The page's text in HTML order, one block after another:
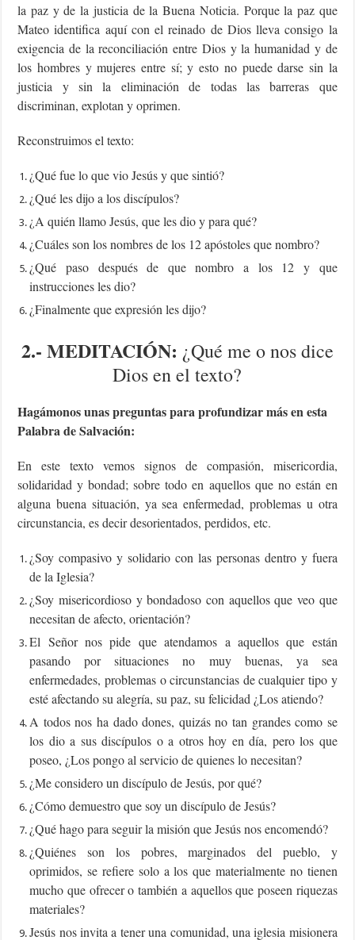
la paz y de la justicia de la Buena Noticia. Porque la paz que
Mateo identifica aquí con el reinado de Dios lleva consigo la
exigencia de la reconciliación entre Dios y la humanidad y de
los hombres y mujeres entre sí; y esto no puede darse sin la
justicia y sin la eliminación de todas las barreras que
discriminan, explotan y oprimen.
Reconstruimos el texto:
¿Qué fue lo que vio Jesús y que sintió?
¿Qué les dijo a los discípulos?
¿A quién llamo Jesús, que les dio y para qué?
¿Cuáles son los nombres de los 12 apóstoles que nombro?
¿Qué paso después de que nombro a los 12 y que
instrucciones les dio?
¿Finalmente que expresión les dijo?
2.- MEDITACIÓN: ¿Qué me o nos dice
Dios en el texto?
Hagámonos unas preguntas para profundizar más en esta
Palabra de Salvación:
En este texto vemos signos de compasión, misericordia,
solidaridad y bondad; sobre todo en aquellos que no están en
alguna buena situación, ya sea enfermedad, problemas u otra
circunstancia, es decir desorientados, perdidos, etc.
¿Soy compasivo y solidario con las personas dentro y fuera
de la Iglesia?
¿Soy misericordioso y bondadoso con aquellos que veo que
necesitan de afecto, orientación?
El Señor nos pide que atendamos a aquellos que están
pasando por situaciones no muy buenas, ya sea
enfermedades, problemas o circunstancias de cualquier tipo y
esté afectando su alegría, su paz, su felicidad ¿Los atiendo?
A todos nos ha dado dones, quizás no tan grandes como se
los dio a sus discípulos o a otros hoy en día, pero los que
poseo, ¿Los pongo al servicio de quienes lo necesitan?
¿Me considero un discípulo de Jesús, por qué?
¿Cómo demuestro que soy un discípulo de Jesús?
¿Qué hago para seguir la misión que Jesús nos encomendó?
¿Quiénes son los pobres, marginados del pueblo, y
oprimidos, se refiere solo a los que materialmente no tienen
mucho que ofrecer o también a aquellos que poseen riquezas
materiales?
Jesús nos invita a tener una comunidad, una iglesia misionera